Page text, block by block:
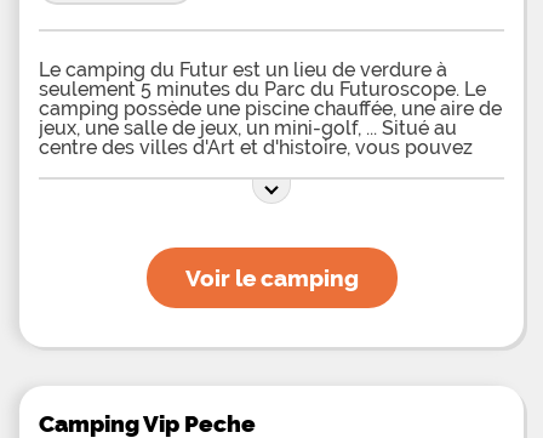
Le camping du Futur est un lieu de verdure à
seulement 5 minutes du Parc du Futuroscope. Le
camping possède une piscine chauffée, une aire de
jeux, une salle de jeux, un mini-golf, ... Situé au
centre des villes d'Art et d'histoire, vous pouvez
Bois aux Daims près de Loudun à 57 kms du
Voir le camping
Camping Vip Peche